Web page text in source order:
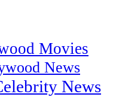
Movies
News
News